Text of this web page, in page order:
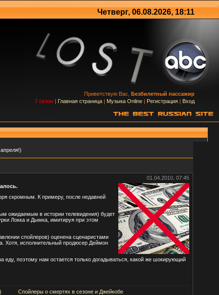
Четверг, 06.08.2026, 18:11
Приветствую Вас, Безбилетный пассажир
7 сезон | Главная страница | Музыка Online | Регистрация | Вход
01.04.2010, 07:45
скромным. К примеру, после недавней
ожидаемым в истории телевидения) будет
Локка и Дымка, имитируя при этом
спойлеров) оценена сценаристами
Хотя, исполнительный продюсер Деймон
еду, поэтому нам остается только догадываться, какой же шокирующий
Спойлеры о смертях в сезоне и Джейкобе